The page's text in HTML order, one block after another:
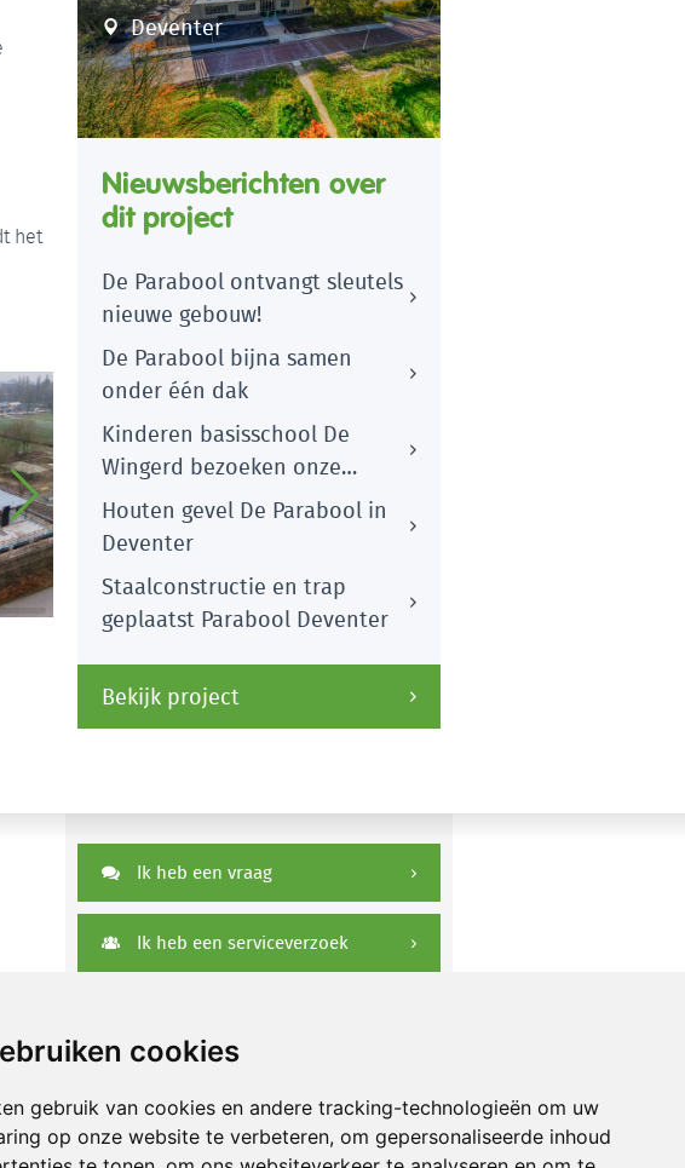
cookies
gebruik van cookies en andere tracking-technologieën om uw
op onze website te verbeteren, om gepersonaliseerde inhoud
het
Deventer
Nieuwsberichten over
dit project
De Parabool ontvangt sleutels
nieuwe gebouw!
De Parabool bijna samen
onder één dak
Kinderen basisschool De
Wingerd bezoeken onze
bouwplaats
Houten gevel De Parabool in
Deventer
Staalconstructie en trap
geplaatst Parabool Deventer
Bekijk project
Ik heb een vraag
Ik heb een serviceverzoek